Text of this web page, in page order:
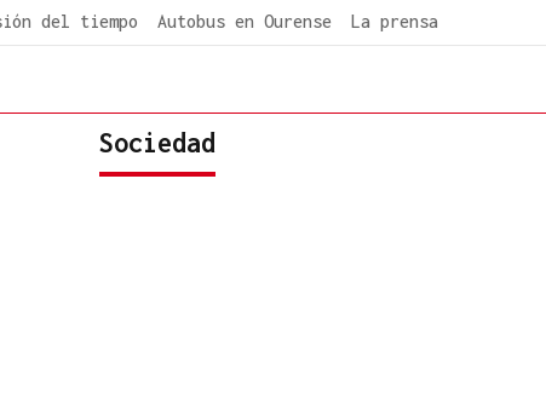
del tiempo Autobus en Ourense La prensa
Sociedad